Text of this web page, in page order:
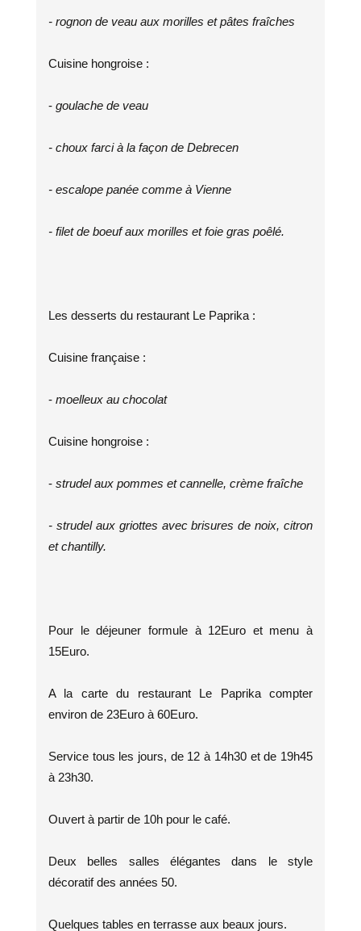
- rognon de veau aux morilles et pâtes fraîches
Cuisine hongroise :
- goulache de veau
- choux farci à la façon de Debrecen
- escalope panée comme à Vienne
- filet de boeuf aux morilles et foie gras poêlé.
Les desserts du restaurant Le Paprika :
Cuisine française :
- moelleux au chocolat
Cuisine hongroise :
- strudel aux pommes et cannelle, crème fraîche
- strudel aux griottes avec brisures de noix, citron
et chantilly.
Pour le déjeuner formule à 12Euro et menu à
15Euro.
A la carte du restaurant Le Paprika compter
environ de 23Euro à 60Euro.
Service tous les jours, de 12 à 14h30 et de 19h45
à 23h30.
Ouvert à partir de 10h pour le café.
Deux belles salles élégantes dans le style
décoratif des années 50.
Quelques tables en terrasse aux beaux jours.